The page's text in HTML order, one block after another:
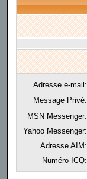
Adresse e-mail:
Message Privé:
MSN Messenger:
Yahoo Messenger:
Adresse AIM:
Numéro ICQ: